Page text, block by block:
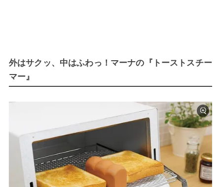
外はサクッ、中はふわっ！マーナの『トーストスチー
マー』